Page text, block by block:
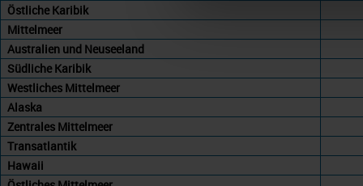
Östliche Karibik
Mittelmeer
Australien und Neuseeland
Südliche Karibik
Westliches Mittelmeer
Alaska
Zentrales Mittelmeer
Transatlantik
Hawaii